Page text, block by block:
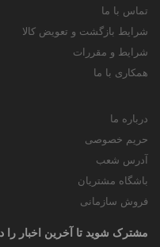
تماس با ما
شرایط بازگشت و تعویض کالا
شرایط و مقررات
همکاری با ما
درباره ما
حریم خصوصی
آدرس شعب
باشگاه مشتریان
فروش سازمانی
مشترک شوید تا آخرین اخبار را